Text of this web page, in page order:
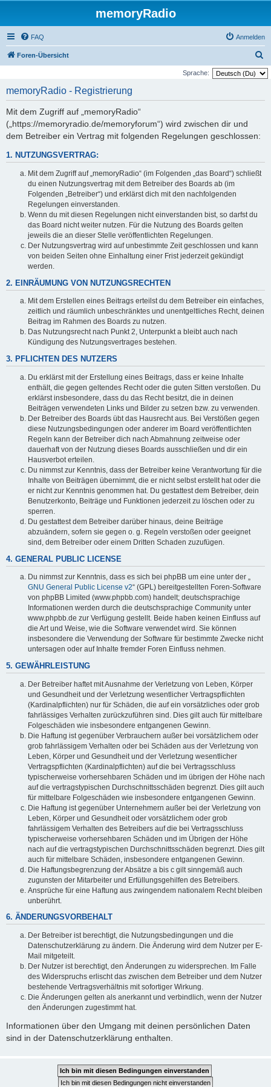
memoryRadio
FAQ Anmelden
Foren-Übersicht
u
Sprache:
memoryRadio - Registrierung
Mit dem Zugriff auf „memoryRadio“
(„https://memoryradio.de/memoryforum“) wird zwischen dir und
dem Betreiber ein Vertrag mit folgenden Regelungen geschlossen:
1. NUTZUNGSVERTRAG:
Mit dem Zugriff auf „memoryRadio“ (im Folgenden „das Board“) schließt
du einen Nutzungsvertrag mit dem Betreiber des Boards ab (im
Folgenden „Betreiber“) und erklärst dich mit den nachfolgenden
Regelungen einverstanden.
Wenn du mit diesen Regelungen nicht einverstanden bist, so darfst du
das Board nicht weiter nutzen. Für die Nutzung des Boards gelten
jeweils die an dieser Stelle veröffentlichten Regelungen.
Der Nutzungsvertrag wird auf unbestimmte Zeit geschlossen und kann
von beiden Seiten ohne Einhaltung einer Frist jederzeit gekündigt
werden.
2. EINRÄUMUNG VON NUTZUNGSRECHTEN
Mit dem Erstellen eines Beitrags erteilst du dem Betreiber ein einfaches,
zeitlich und räumlich unbeschränktes und unentgeltliches Recht, deinen
Beitrag im Rahmen des Boards zu nutzen.
Das Nutzungsrecht nach Punkt 2, Unterpunkt a bleibt auch nach
Kündigung des Nutzungsvertrages bestehen.
3. PFLICHTEN DES NUTZERS
Du erklärst mit der Erstellung eines Beitrags, dass er keine Inhalte
enthält, die gegen geltendes Recht oder die guten Sitten verstoßen. Du
erklärst insbesondere, dass du das Recht besitzt, die in deinen
Beiträgen verwendeten Links und Bilder zu setzen bzw. zu verwenden.
Der Betreiber des Boards übt das Hausrecht aus. Bei Verstößen gegen
diese Nutzungsbedingungen oder anderer im Board veröffentlichten
Regeln kann der Betreiber dich nach Abmahnung zeitweise oder
dauerhaft von der Nutzung dieses Boards ausschließen und dir ein
Hausverbot erteilen.
Du nimmst zur Kenntnis, dass der Betreiber keine Verantwortung für die
Inhalte von Beiträgen übernimmt, die er nicht selbst erstellt hat oder die
er nicht zur Kenntnis genommen hat. Du gestattest dem Betreiber, dein
Benutzerkonto, Beiträge und Funktionen jederzeit zu löschen oder zu
sperren.
Du gestattest dem Betreiber darüber hinaus, deine Beiträge
abzuändern, sofern sie gegen o. g. Regeln verstoßen oder geeignet
sind, dem Betreiber oder einem Dritten Schaden zuzufügen.
4. GENERAL PUBLIC LICENSE
Du nimmst zur Kenntnis, dass es sich bei phpBB um eine unter der „
GNU General Public License v2“ (GPL) bereitgestellten Foren-Software
von phpBB Limited (www.phpbb.com) handelt; deutschsprachige
Informationen werden durch die deutschsprachige Community unter
www.phpbb.de zur Verfügung gestellt. Beide haben keinen Einfluss auf
die Art und Weise, wie die Software verwendet wird. Sie können
insbesondere die Verwendung der Software für bestimmte Zwecke nicht
untersagen oder auf Inhalte fremder Foren Einfluss nehmen.
5. GEWÄHRLEISTUNG
Der Betreiber haftet mit Ausnahme der Verletzung von Leben, Körper
und Gesundheit und der Verletzung wesentlicher Vertragspflichten
(Kardinalpflichten) nur für Schäden, die auf ein vorsätzliches oder grob
fahrlässiges Verhalten zurückzuführen sind. Dies gilt auch für mittelbare
Folgeschäden wie insbesondere entgangenen Gewinn.
Die Haftung ist gegenüber Verbrauchern außer bei vorsätzlichem oder
grob fahrlässigem Verhalten oder bei Schäden aus der Verletzung von
Leben, Körper und Gesundheit und der Verletzung wesentlicher
Vertragspflichten (Kardinalpflichten) auf die bei Vertragsschluss
typischerweise vorhersehbaren Schäden und im übrigen der Höhe nach
auf die vertragstypischen Durchschnittsschäden begrenzt. Dies gilt auch
für mittelbare Folgeschäden wie insbesondere entgangenen Gewinn.
Die Haftung ist gegenüber Unternehmern außer bei der Verletzung von
Leben, Körper und Gesundheit oder vorsätzlichem oder grob
fahrlässigem Verhalten des Betreibers auf die bei Vertragsschluss
typischerweise vorhersehbaren Schäden und im Übrigen der Höhe
nach auf die vertragstypischen Durchschnittsschäden begrenzt. Dies gilt
auch für mittelbare Schäden, insbesondere entgangenen Gewinn.
Die Haftungsbegrenzung der Absätze a bis c gilt sinngemäß auch
zugunsten der Mitarbeiter und Erfüllungsgehilfen des Betreibers.
Ansprüche für eine Haftung aus zwingendem nationalem Recht bleiben
unberührt.
6. ÄNDERUNGSVORBEHALT
Der Betreiber ist berechtigt, die Nutzungsbedingungen und die
Datenschutzerklärung zu ändern. Die Änderung wird dem Nutzer per E-
Mail mitgeteilt.
Der Nutzer ist berechtigt, den Änderungen zu widersprechen. Im Falle
des Widerspruchs erlischt das zwischen dem Betreiber und dem Nutzer
bestehende Vertragsverhältnis mit sofortiger Wirkung.
Die Änderungen gelten als anerkannt und verbindlich, wenn der Nutzer
den Änderungen zugestimmt hat.
Informationen über den Umgang mit deinen persönlichen Daten
sind in der Datenschutzerklärung enthalten.